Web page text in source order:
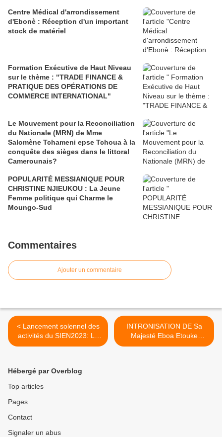
Centre Médical d'arrondissement
d'Ebonè : Réception d'un important
stock de matériel
Formation Exécutive de Haut Niveau
sur le thème : "TRADE FINANCE &
PRATIQUE DES OPÉRATIONS DE
COMMERCE INTERNATIONAL"
Le Mouvement pour la Reconciliation
du Nationale (MRN) de Mme
Salomène Tchameni epse Tchoua à la
conquête des sièges dans le littoral
Camerounais?
POPULARITÉ MESSIANIQUE POUR
CHRISTINE NJIEUKOU : La Jeune
Femme politique qui Charme le
Moungo-Sud
Commentaires
Ajouter un commentaire
< Lancement solennel des
activités du SIEN2023: La
ponctualité était de rigueur
INTRONISATION DE Sa
Majesté Eboa Etouke
Myron, CHEF SUPÉRIEUR
Hébergé par Overblog
Top articles
Pages
Contact
Signaler un abus